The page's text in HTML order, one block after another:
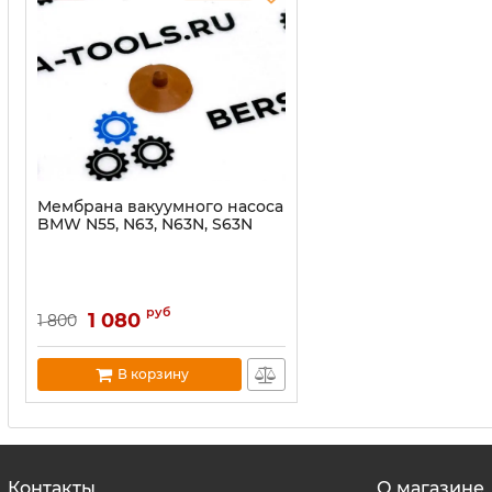
Мембрана вакуумного насоса
BMW N55, N63, N63N, S63N
1 800 1 080 руб
В корзину